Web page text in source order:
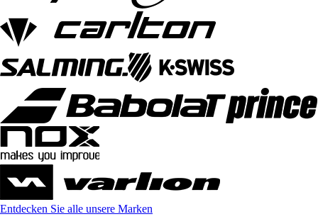
Entdecken Sie alle unsere Marken